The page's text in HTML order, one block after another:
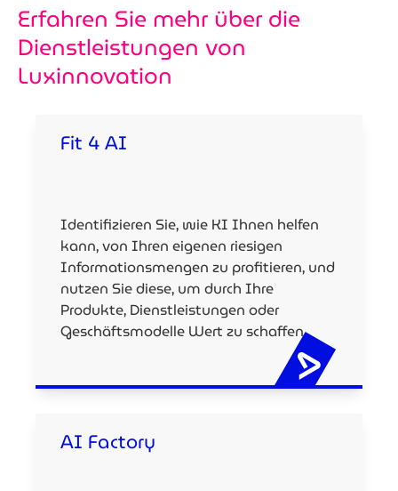
Erfahren Sie mehr über die
Dienstleistungen von
Luxinnovation
Fit 4 AI
Identifizieren Sie, wie KI Ihnen helfen
kann, von Ihren eigenen riesigen
Informationsmengen zu profitieren, und
nutzen Sie diese, um durch Ihre
Produkte, Dienstleistungen oder
Geschäftsmodelle Wert zu schaffen.
AI Factory